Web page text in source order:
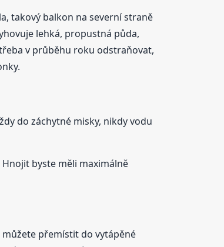
takový balkon na severní straně
lehká, propustná půda,
v průběhu roku odstraňovat,
do záchytné misky, nikdy vodu
byste měli maximálně
přemístit do vytápěné